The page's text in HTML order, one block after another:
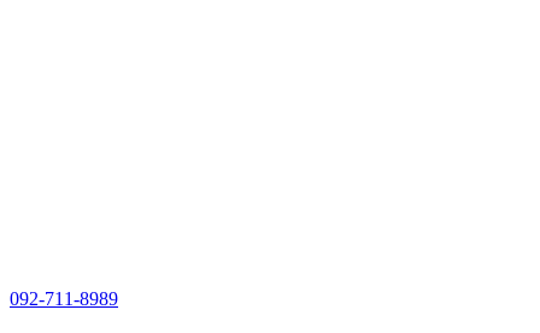
092-711-8989